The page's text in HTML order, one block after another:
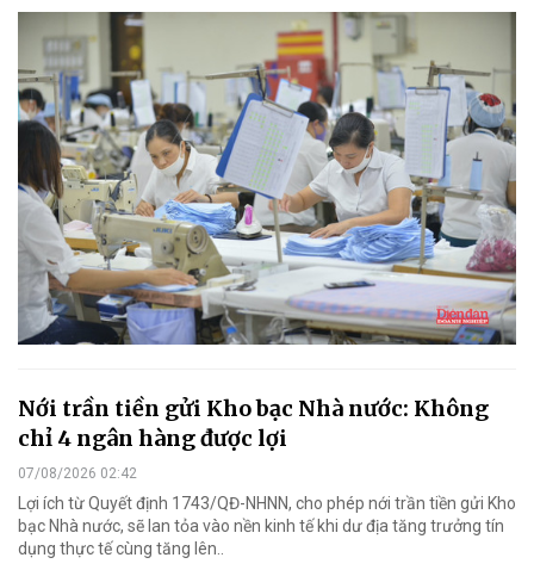
Nới trần tiền gửi Kho bạc Nhà nước: Không
chỉ 4 ngân hàng được lợi
07/08/2026 02:42
Lợi ích từ Quyết định 1743/QĐ-NHNN, cho phép nới trần tiền gửi Kho
bạc Nhà nước, sẽ lan tỏa vào nền kinh tế khi dư địa tăng trưởng tín
dụng thực tế cùng tăng lên..